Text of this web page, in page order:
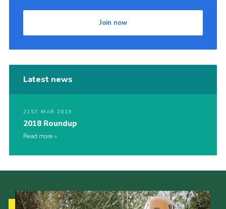
Join now
Latest news
21ST MAR 2019
2018 Roundup
Read more